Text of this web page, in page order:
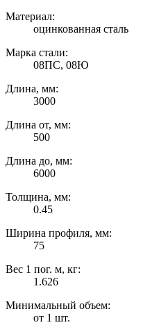
Материал:
оцинкованная сталь
Марка стали:
08ПС, 08Ю
Длина, мм:
3000
Длина от, мм:
500
Длина до, мм:
6000
Толщина, мм:
0.45
Ширина профиля, мм:
75
Вес 1 пог. м, кг:
1.626
Минимальный объем:
от 1 шт.